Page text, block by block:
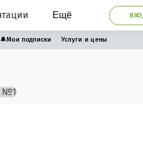
Ещё
🔔Мои подписки Услуги и цены